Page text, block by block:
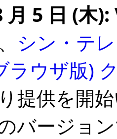
月 5 日 (木
シン・テ
ラウザ版)
提供を開
バージョ